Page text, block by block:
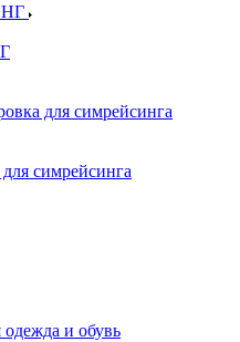
для симрейсинга
симрейсинга
и обувь